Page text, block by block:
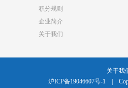
积分规则
企业简介
关于我们
关于我
沪ICP备19046607号-1